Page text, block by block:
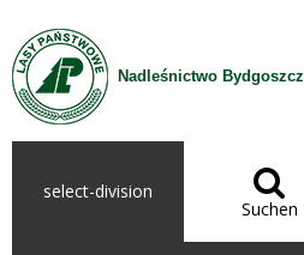
Zum Inhalt wechseln
Nadleśnictwo Bydgoszcz
select-division 
Suchen